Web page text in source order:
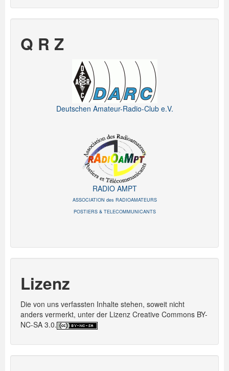
Q R Z
Deutschen Amateur-Radio-Club e.V.
RADIO AMPT
ASSOCIATION des RADIOAMATEURS
POSTIERS & TELECOMMUNICANTS
Lizenz
Die von uns verfassten Inhalte stehen, soweit nicht
anders vermerkt, unter der Lizenz Creative Commons BY-
NC-SA 3.0.